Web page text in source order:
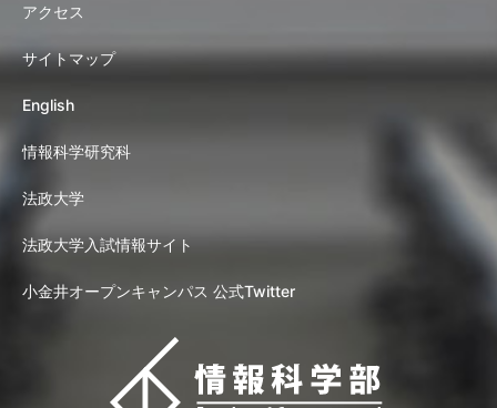
アクセス
サイトマップ
English
情報科学研究科
法政大学
法政大学入試情報サイト
小金井オープンキャンパス 公式Twitter